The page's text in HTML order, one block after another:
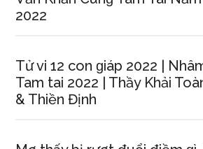
2022
Tử vi 12 con ɡiáp 2022 |
Tam tai 2022 | Thầy Khải
& Thiền Định